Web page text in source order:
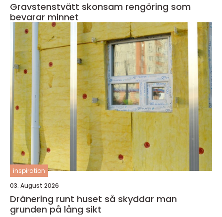
Gravstenstvätt skonsam rengöring som
bevarar minnet
inspiration
03. August 2026
Dränering runt huset så skyddar man
grunden på lång sikt